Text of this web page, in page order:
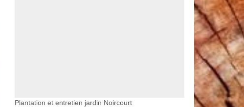
Plantation et entretien jardin Noircourt